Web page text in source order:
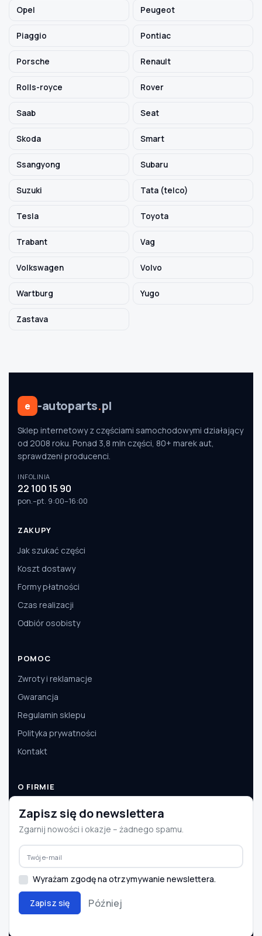
Opel Peugeot
Piaggio Pontiac
Porsche Renault
Rolls-royce Rover
Saab Seat
Skoda Smart
Ssangyong Subaru
Suzuki Tata (telco)
Tesla Toyota
Trabant Vag
Volkswagen Volvo
Wartburg Yugo
Zastava
e -autoparts.pl
Sklep internetowy z częściami samochodowymi działający
od 2008 roku. Ponad 3,8 mln części, 80+ marek aut,
sprawdzeni producenci.
INFOLINIA
22 100 15 90
pon.–pt. 9:00–16:00
ZAKUPY
Jak szukać części
Koszt dostawy
Formy płatności
Czas realizacji
Odbiór osobisty
POMOC
Zwroty i reklamacje
Gwarancja
Regulamin sklepu
Polityka prywatności
Kontakt
O FIRMIE
O nas
Dane firmy
Aktualności
Współpraca B2B
© 2008–2026 e-autoparts.pl · Wszelkie prawa zastrzeżone
Zapisz się do newslettera
Zgarnij nowości i okazje – żadnego spamu.
Wyrażam zgodę na otrzymywanie newslettera.
Zapisz się Później